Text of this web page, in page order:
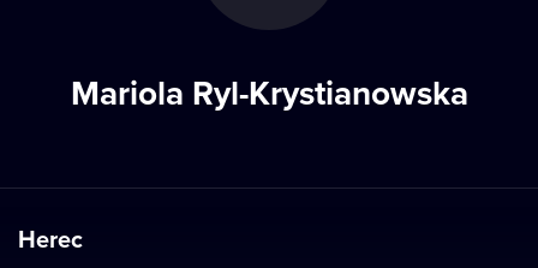
Mariola Ryl-Krystianowska
Herec